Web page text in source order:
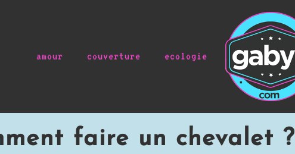
amour couverture ecologie
faire un chevalet ?